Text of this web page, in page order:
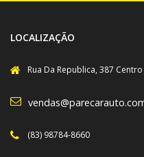
LOCALIZAÇÃO
Rua Da Republica, 387
(83) 98784-8660